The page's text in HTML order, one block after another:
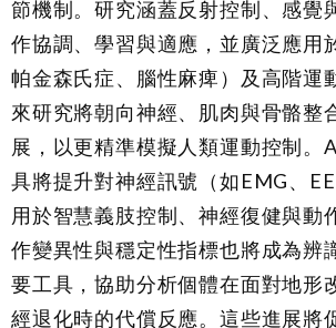
節機制。研究涵蓋反射控制、感覺
作協調、學習與適應，並廣泛應用
帕金森氏症、腦性麻痺）及高階運
來研究將朝向神經、肌肉與骨骼整
展，以更精準模擬人類運動控制。
具將提升對神經訊號（如EMG、
用於智慧義肢控制、神經復健與動
作變異性與穩定性指標也將成為辨
要工具，協助分析個體在面對地形
經退化時的代償反應。這些進展將